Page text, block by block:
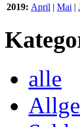
2019: April | Mai |
alle